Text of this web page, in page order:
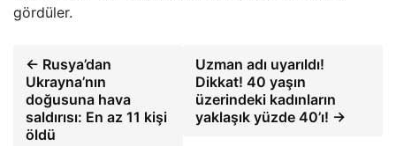
gördüler.
← Rusya’dan
Ukrayna’nın
doğusuna hava
saldırısı: En az 11 kişi
öldü
Uzman adı uyarıldı!
Dikkat! 40 yaşın
üzerindeki kadınların
yaklaşık yüzde 40’ı! →